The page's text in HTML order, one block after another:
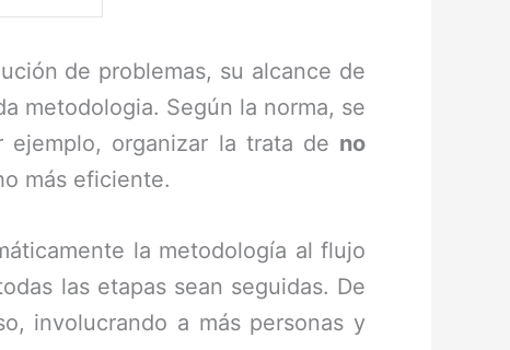
de problemas, su alcance de
metodologia. Según la norma, se
ejemplo, organizar la trata de no
más eficiente.
la metodología al flujo
las etapas sean seguidas. De
involucrando a más personas y